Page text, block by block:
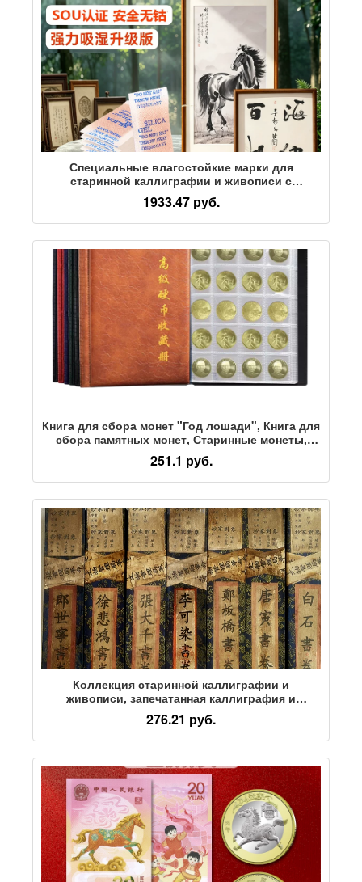
Специальные влагостойкие марки для
старинной каллиграфии и живописи с
осушителем, антикварные коллекционные
монеты Wenwan, для осушения воздуха,
защиты от плесени и моли
1933.47 руб.
Книга для сбора монет "Год лошади", Книга для
сбора памятных монет, Старинные монеты,
Серебряный Доллар, Медная монета,
Старинный держатель для монет, Книга для
хранения банкнот
251.1 руб.
Коллекция старинной каллиграфии и
живописи, запечатанная каллиграфия и
живопись, цилиндрическая живопись, античная
знаменитая каллиграфия и живопись,
старинные предметы, каллиграфия и живопись,
276.21 руб.